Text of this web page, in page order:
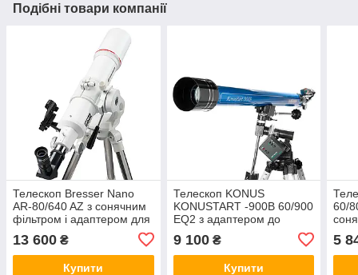
Подібні товари компанії
Телескоп Bresser Nano
AR-80/640 AZ з сонячним
фільтром і адаптером для
13 600 ₴
Купити
Телескоп KONUS
KONUSTART -900B 60/900
EQ2 з адаптером до
смартфона та місячним
фільтром
9 100₴
Купити
60/
5